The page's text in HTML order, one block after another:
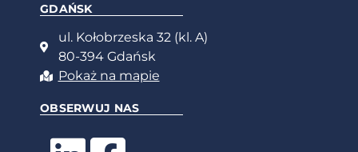
GDAŃSK
ul. Kołobrzeska 32 (kl. A)
80-394 Gdańsk
Pokaż na mapie
OBSERWUJ NAS